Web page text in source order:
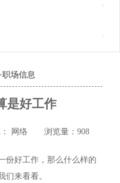
职场信息
是好工作
网络 浏览量：908
份好工作，那么什么样的
们来看看。